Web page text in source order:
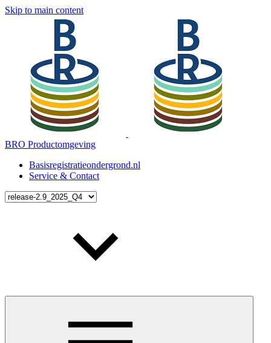
Skip to main content
BRO Productomgeving
Basisregistratieondergrond.nl
Service & Contact